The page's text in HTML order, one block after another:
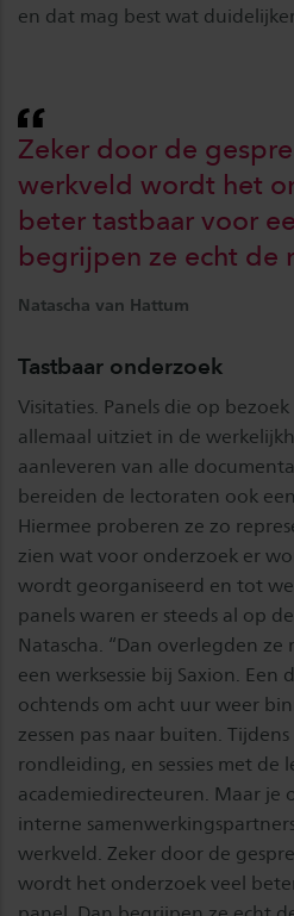
en dat mag best wat
Zeker door de
werkveld wordt het
beter tastbaar voor
begrijpen ze echt de
Natascha van Hattum
Tastbaar onderzoek
Visitaties. Panels die op
allemaal uitziet in de
aanleveren van alle
bereiden de lectoraten ook
Hiermee proberen ze zo
zien wat voor onderzoek er
wordt georganiseerd en tot
panels waren er steeds al op
Natascha. “Dan overlegden
een werksessie bij Saxion. Een
ochtends om acht uur weer
zessen pas naar buiten.
rondleiding, en sessies met de
academiedirecteuren. Maar je
interne
werkveld. Zeker door de
wordt het onderzoek veel